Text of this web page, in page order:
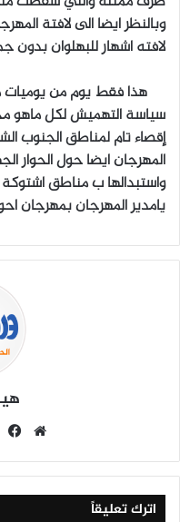
وبالنظر ايضا الى لافتة
لافته اشهار للبهلوان بدون
هذا فقط يوم من يوميات
سياسة التهميش لكل
إقصاء تام لمناطق الجنوب
المهرجان ايضا حول الحوار
واستبدالها ب مناطق اشتوكة
يامدير المهرجان بمهرجان
موق
الوي
ب
اترك تعليقاً